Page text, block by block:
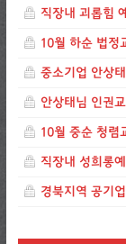
직장내 괴롭힘
10월 하순 법정
중소기업 안상
안상태님 인권
10월 중순 청렴
직장내 성희롱
경북지역 공기업입